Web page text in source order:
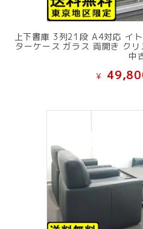
上下書庫 3列21段 A4対応 イ
ターケース ガラス 両開き ク
中
¥